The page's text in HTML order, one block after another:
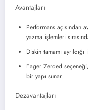
Avantajları
Performans açısından
yazma işlemleri
Diskin tamamı
Eager Zeroed
bir yapı sunar.
Dezavantajları